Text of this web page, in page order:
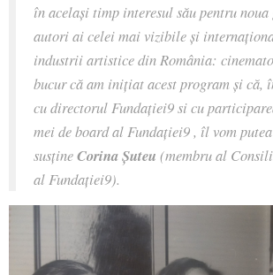
în același timp interesul său pentru noua
autori ai celei mai vizibile și
industrii artistice din România:
bucur că am inițiat acest program și că,
cu directorul Fundației9 si cu
mei de board al Fundației9 , îl vom
susțineCorina Șuteu (membru al
al Fundației9).